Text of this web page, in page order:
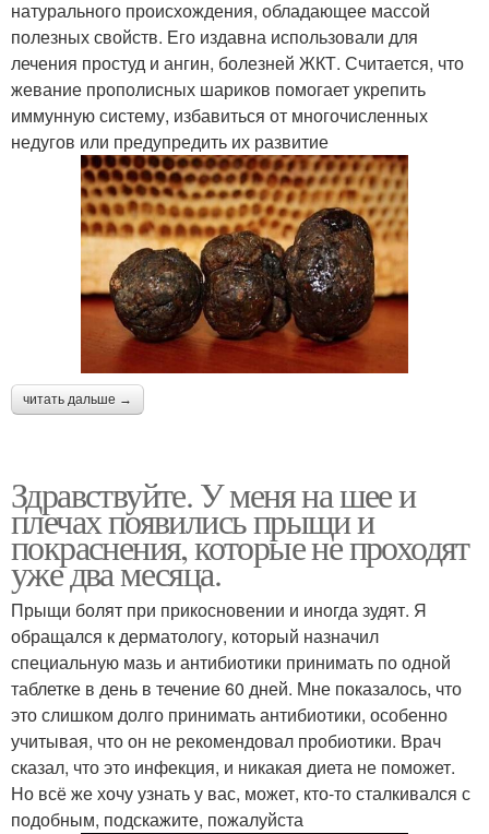
натурального происхождения, обладающее массой
полезных свойств. Его издавна использовали для
лечения простуд и ангин, болезней ЖКТ. Считается, что
жевание прополисных шариков помогает укрепить
иммунную систему, избавиться от многочисленных
недугов или предупредить их развитие
читать дальше →
Здравствуйте. У меня на шее и
плечах появились прыщи и
покраснения, которые не проходят
уже два месяца.
Прыщи болят при прикосновении и иногда зудят. Я
обращался к дерматологу, который назначил
специальную мазь и антибиотики принимать по одной
таблетке в день в течение 60 дней. Мне показалось, что
это слишком долго принимать антибиотики, особенно
учитывая, что он не рекомендовал пробиотики. Врач
сказал, что это инфекция, и никакая диета не поможет.
Но всё же хочу узнать у вас, может, кто-то сталкивался с
подобным, подскажите, пожалуйста